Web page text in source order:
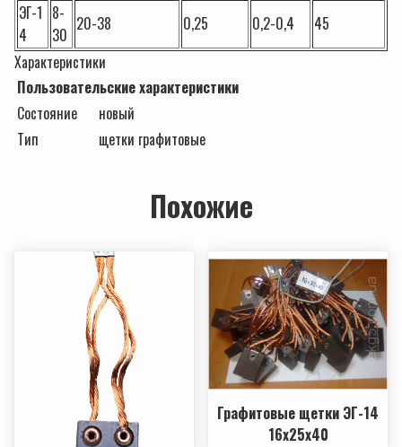
ЭГ-1
4
8-
30
20-38 0,25 0,2-0,4
45
Характеристики
Пользовательские характеристики
Состояние
новый
Тип
щетки графитовые
Похожие
Графитовые щетки ЭГ-14
16х25х40